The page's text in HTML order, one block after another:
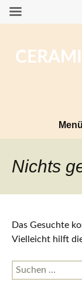
Menü
Nichts
Das Gesuchte
Vielleicht hilft
Suchen
nach: